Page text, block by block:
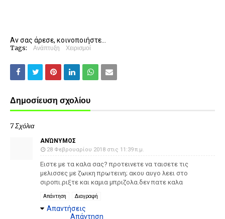
Αν σας άρεσε, κοινοποιήστε...
Tags: Ανάπτυξη Χειρισμοί
Δημοσίευση σχολίου
7 Σχόλια
ΑΝΏΝΥΜΟΣ
28 Φεβρουαρίου 2018 στις 11:39 π.μ.
Ειστε με τα καλα σας? προτεινετε να ταισετε τις
μελισσες με ζωικη πρωτεινη; ακου αυγο λεει στο
σιροπι.ριξτε και καμια μπριζολα.δεν πατε καλα
Απάντηση Διαγραφή
Απαντήσεις
Απάντηση